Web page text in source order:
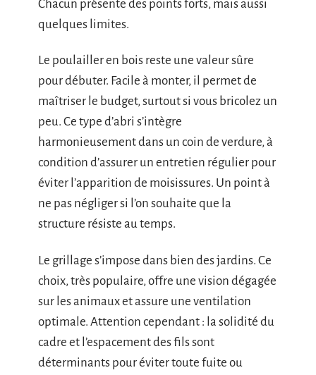
Chacun présente des points forts, mais aussi
quelques limites.
Le poulailler en bois reste une valeur sûre
pour débuter. Facile à monter, il permet de
maîtriser le budget, surtout si vous bricolez un
peu. Ce type d’abri s’intègre
harmonieusement dans un coin de verdure, à
condition d’assurer un entretien régulier pour
éviter l’apparition de moisissures. Un point à
ne pas négliger si l’on souhaite que la
structure résiste au temps.
Le grillage s’impose dans bien des jardins. Ce
choix, très populaire, offre une vision dégagée
sur les animaux et assure une ventilation
optimale. Attention cependant : la solidité du
cadre et l’espacement des fils sont
déterminants pour éviter toute fuite ou